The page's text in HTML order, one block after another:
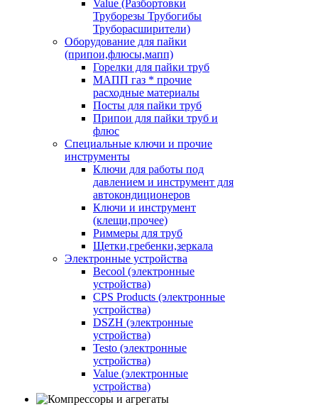
Value (Разбортовки
Труборезы Трубогибы
Труборасширители)
Оборудование для пайки
(припои,флюсы,мапп)
Горелки для пайки труб
МАПП газ * прочие
расходные материалы
Посты для пайки труб
Припои для пайки труб и
флюс
Специальные ключи и прочие
инструменты
Ключи для работы под
давлением и инструмент для
автокондиционеров
Ключи и инструмент
(клещи,прочее)
Риммеры для труб
Щетки,гребенки,зеркала
Электронные устройства
Becool (электронные
устройства)
CPS Products (электронные
устройства)
DSZH (электронные
устройства)
Testo (электронные
устройства)
Value (электронные
устройства)